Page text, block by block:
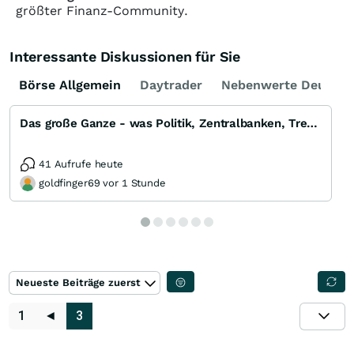
größter Finanz-Community.
Interessante Diskussionen für Sie
Börse Allgemein Daytrader Nebenwerte
Das große Ganze - was Politik, Zentralbanken, Trends, Medien und Gesellschaft mit Aktien, Rohstoffen
41 Aufrufe heute
goldfinger69 vor 1 Stunde
Neueste Beiträge zuerst
1 ◄ 3